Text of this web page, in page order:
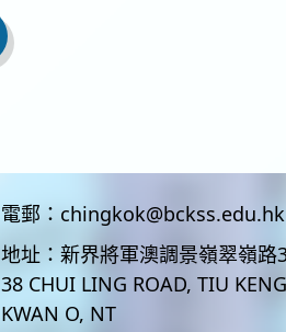
電郵： chingkok@bckss.edu.hk
地址：新界將軍澳調景嶺翠嶺路
38 CHUI LING ROAD, TIU
KWAN O, NT